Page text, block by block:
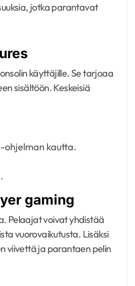
jotka parantavat
käyttäjille. Se tarjoaa
sisältöön. Keskeisiä
ohjelman kautta.
gaming
Pelaajat voivat yhdistää
vuorovaikutusta. Lisäksi
viivettä ja parantaen pelin